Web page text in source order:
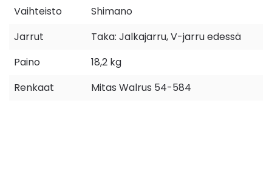
Vaihteisto
Shimano
Jarrut
Taka: Jalkajarru, V-jarru edessä
Paino
18,2 kg
Renkaat
Mitas Walrus 54-584